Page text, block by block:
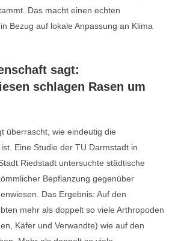
Das macht einen echten
Bezug auf lokale Anpassung an Klima
sagt:
schlagen Rasen um
überrascht, wie eindeutig die
Eine Studie der TU Darmstadt in
Riedstadt untersuchte städtische
Bepflanzung gegenüber
Das Ergebnis: Auf den
mehr als doppelt so viele Arthropoden
Käfer und Verwandte) wie auf den